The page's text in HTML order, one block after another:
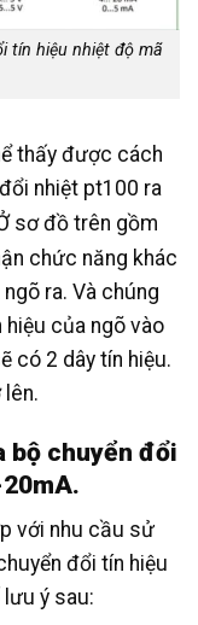
tín hiệu nhiệt độ mã
thấy được cách
nhiệt pt100 ra
sơ đồ trên gồm
chức năng khác
ra. Và chúng
của ngõ vào
có 2 dây tín hiệu.
lên.
bộ chuyển đổi
với nhu cầu sử
đổi tín hiệu
ý sau: